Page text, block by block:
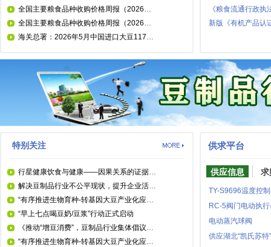
全国主要粮食品种收购价格周报（2026年6月23日）
全国主要粮食品种收购价格周报（2026年6月16日）
海关总署：2026年5月中国进口大豆1179.1万吨
《粮食流通行政
新版《有机产品认
特别关注
行星健康饮食与健康——因果关系的证据｜摘自《2025年EAT–柳叶刀委员会报告：关于健康、可持续和公正食品系统》
解决豆制品行业不公平现状，提升企业活力，需要将豆制品提升至肉奶同等地位
“有序推进生物育种-转基因大豆产业化应用”下 《农业转基因生物标识管理办法（征求意见稿）》中 相关问题对国产大豆产业的风险及建议
“早上七点喝豆奶/豆浆”行动正式启动
《推动“增豆消费”，豆制品行业集体倡议》发布
“有序推进生物育种-转基因大豆产业化应用”信号下，豆制品行业的风险及应对建议——专访中豆委常务副会长兼秘书长吴月芳
供求平台
供应信息 求
TY-S9696温度控
RC-5阀门电动执
电动蒸汽球阀